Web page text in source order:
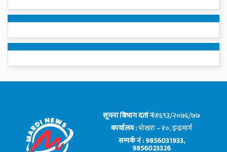
सूचना बिभाग दर्ता नं:१६९३/२०७६/७७
कार्यालय :पोखरा – १०, इन्द्रमार्ग
सम्पर्क नं : 9856031933,
9856023326